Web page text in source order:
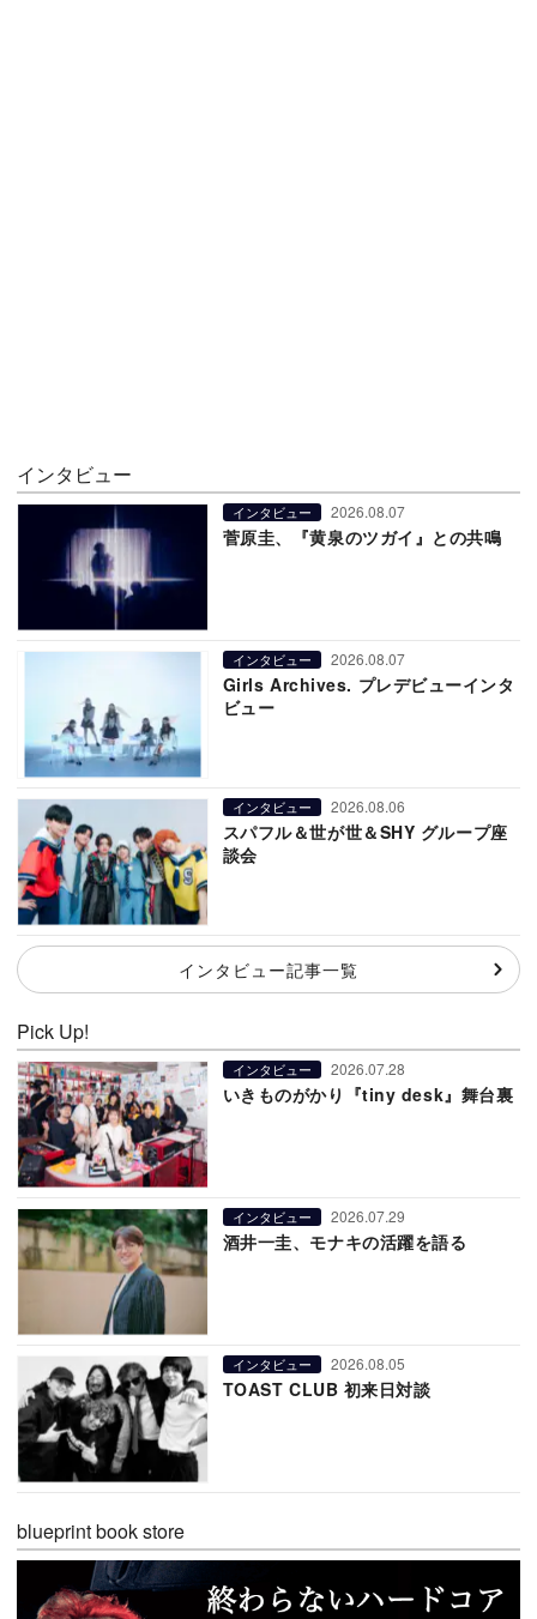
インタビュー
インタビュー 2026.08.07
菅原圭、『黄泉のツガイ』との共鳴
インタビュー 2026.08.07
Girls Archives. プレデビューインタ
ビュー
インタビュー 2026.08.06
スパフル＆世が世＆SHY グループ座
談会
インタビュー記事一覧
Pick Up!
インタビュー 2026.07.28
いきものがかり『tiny desk』舞台裏
インタビュー 2026.07.29
酒井一圭、モナキの活躍を語る
インタビュー 2026.08.05
TOAST CLUB 初来日対談
blueprint book store